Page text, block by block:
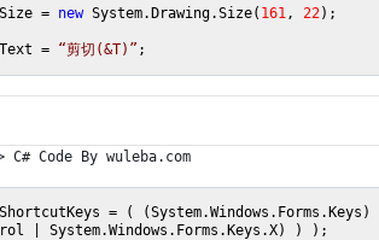
= newSystem.Drawing.Size( 161, 22);
= “剪切(&T)” ;
Code By wuleba.com
= (
| System.Windows.Forms.Keys.X) ) );